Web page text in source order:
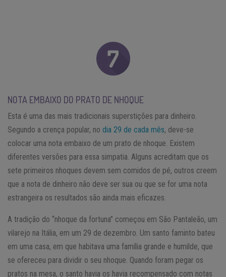
NOTA EMBAIXO DO PRATO DE NHOQUE
Esta é uma das mais tradicionais superstições para dinheiro.
Segundo a crença popular, no dia 29 de cada mês, deve-se
colocar uma nota embaixo de um prato de nhoque. Existem
diferentes versões para essa simpatia. Alguns acreditam que os
sete primeiros nhoques devem sem comidos de pé, outros creem
que a nota de dinheiro não deve ser sua ou que se for uma nota
estrangeira os resultados são ainda mais eficazes.
A tradição do “nhoque da fortuna” começou em São Pantaleão, um
vilarejo na Itália, em um 29 de dezembro. Um santo faminto bateu
em uma casa, em que habitava uma família grande e humilde, que
se ofereceu para dividir o seu nhoque. Quando foram pegar os
pratos na mesa, o santo havia os havia recompensado com notas